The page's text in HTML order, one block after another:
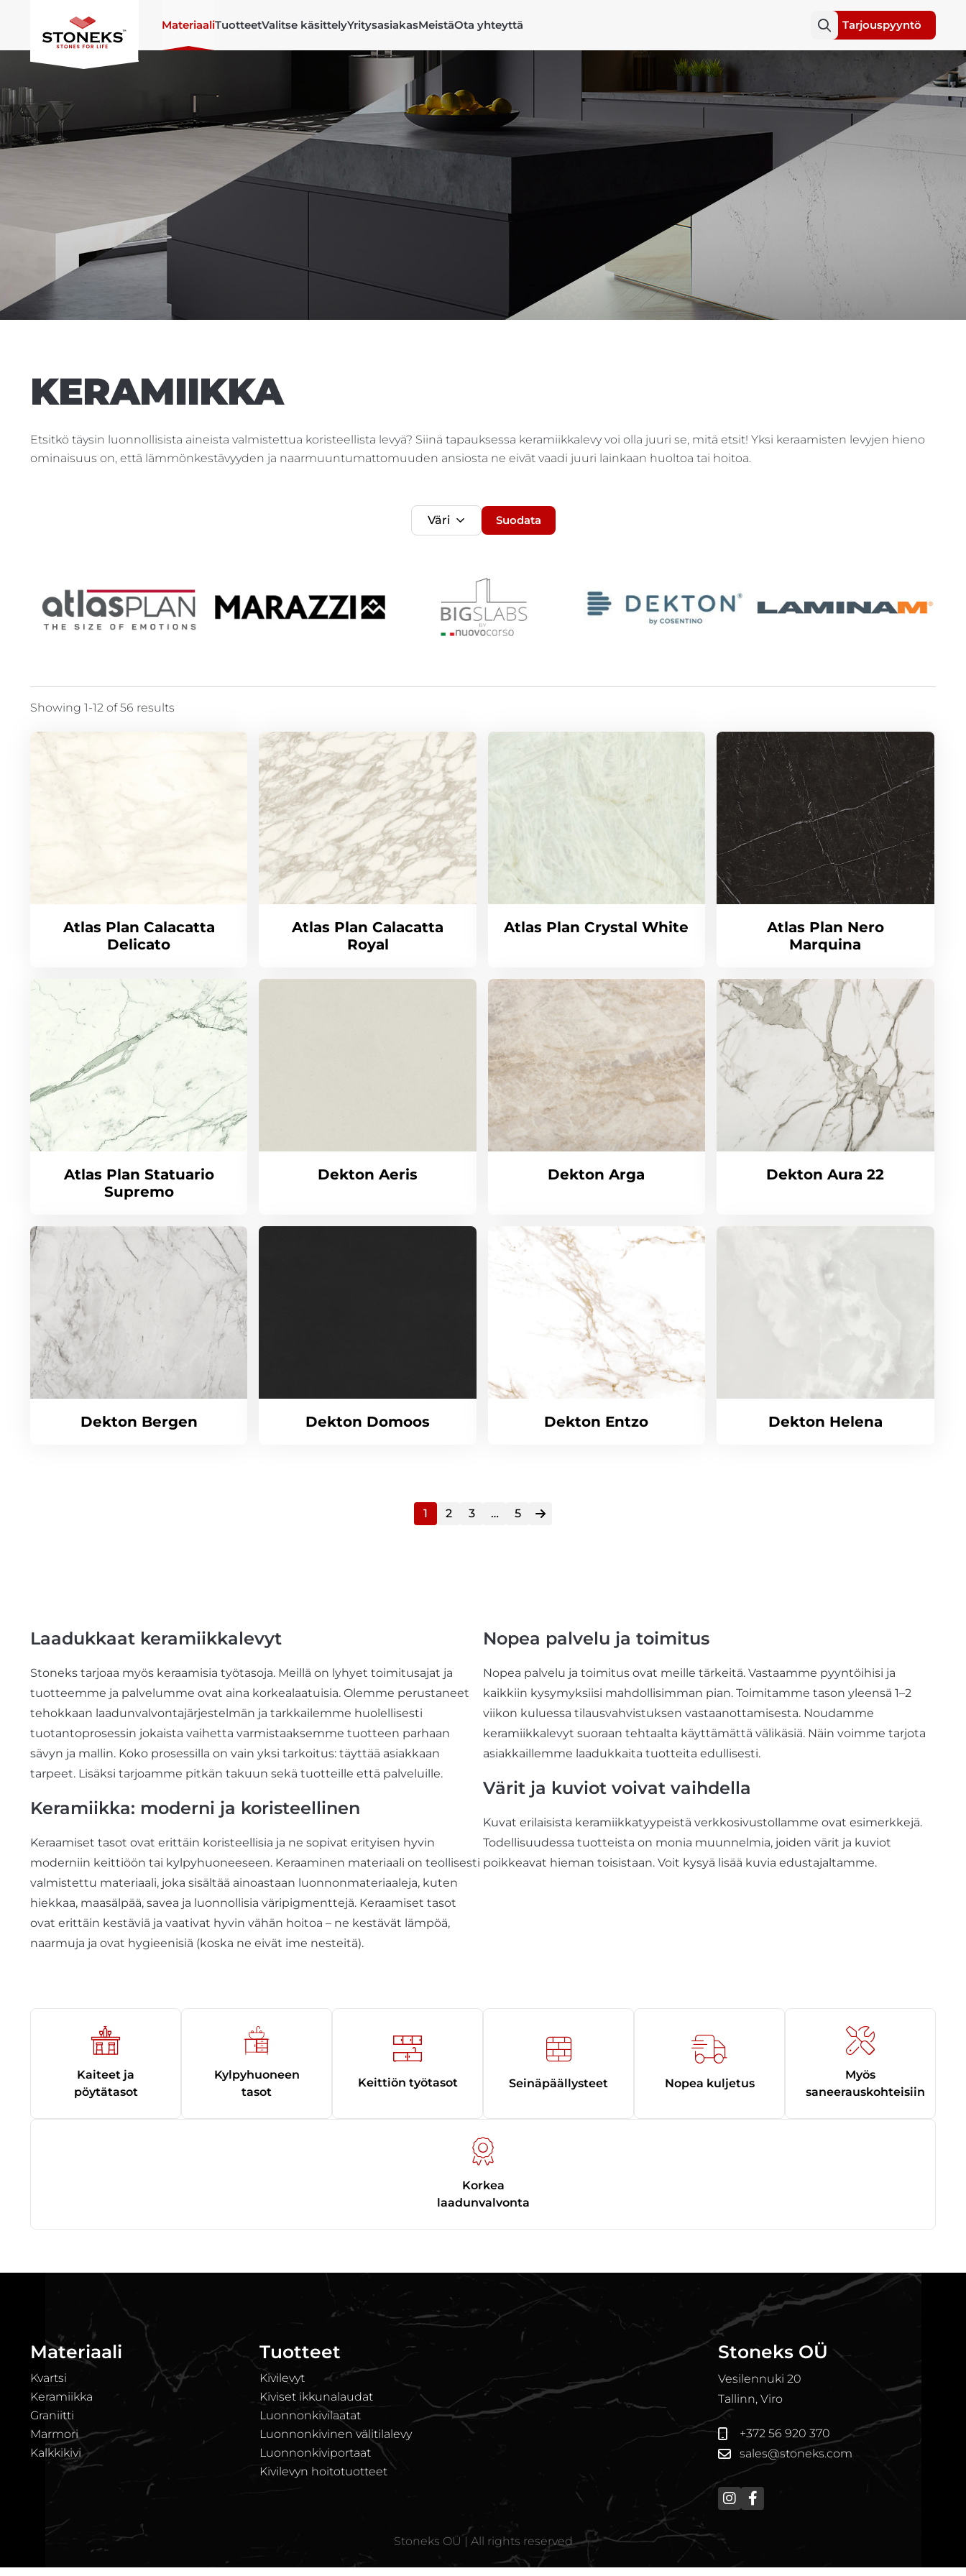
MateriaaliTuotteetValitse käsittelyYritysasiakasMeistäOta yhteyttä Tarjouspyyntö
KERAMIIKKA
Etsitkö täysin luonnollisista aineista valmistettua koristeellista levyä? Siinä tapauksessa keramiikkalevy voi olla juuri se, mitä etsit! Yksi keraamisten levyjen hieno
ominaisuus on, että lämmönkestävyyden ja naarmuuntumattomuuden ansiosta ne eivät vaadi juuri lainkaan huoltoa tai hoitoa.
Väri Suodata
Showing 1-12 of 56 results
Atlas Plan Calacatta
Delicato
Atlas Plan Calacatta
Royal
Atlas Plan Crystal White
Atlas Plan Nero
Marquina
Atlas Plan Statuario
Supremo
Dekton Aeris Dekton Arga Dekton Aura 22
Dekton Bergen Dekton Domoos Dekton Entzo Dekton Helena
1 2 3 … 5
Laadukkaat keramiikkalevyt
Stoneks tarjoaa myös keraamisia työtasoja. Meillä on lyhyet toimitusajat ja
tuotteemme ja palvelumme ovat aina korkealaatuisia. Olemme perustaneet
tehokkaan laadunvalvontajärjestelmän ja tarkkailemme huolellisesti
tuotantoprosessin jokaista vaihetta varmistaaksemme tuotteen parhaan
sävyn ja mallin. Koko prosessilla on vain yksi tarkoitus: täyttää asiakkaan
tarpeet. Lisäksi tarjoamme pitkän takuun sekä tuotteille että palveluille.
Keramiikka: moderni ja koristeellinen
Keraamiset tasot ovat erittäin koristeellisia ja ne sopivat erityisen hyvin
moderniin keittiöön tai kylpyhuoneeseen. Keraaminen materiaali on teollisesti
valmistettu materiaali, joka sisältää ainoastaan luonnonmateriaaleja, kuten
hiekkaa, maasälpää, savea ja luonnollisia väripigmenttejä. Keraamiset tasot
ovat erittäin kestäviä ja vaativat hyvin vähän hoitoa – ne kestävät lämpöä,
naarmuja ja ovat hygieenisiä (koska ne eivät ime nesteitä).
Nopea palvelu ja toimitus
Nopea palvelu ja toimitus ovat meille tärkeitä. Vastaamme pyyntöihisi ja
kaikkiin kysymyksiisi mahdollisimman pian. Toimitamme tason yleensä 1–2
viikon kuluessa tilausvahvistuksen vastaanottamisesta. Noudamme
keramiikkalevyt suoraan tehtaalta käyttämättä välikäsiä. Näin voimme tarjota
asiakkaillemme laadukkaita tuotteita edullisesti.
Värit ja kuviot voivat vaihdella
Kuvat erilaisista keramiikkatyypeistä verkkosivustollamme ovat esimerkkejä.
Todellisuudessa tuotteista on monia muunnelmia, joiden värit ja kuviot
poikkeavat hieman toisistaan. Voit kysyä lisää kuvia edustajaltamme.
Kaiteet ja
pöytätasot
Kylpyhuoneen
tasot
Keittiön työtasot Seinäpäällysteet Nopea kuljetus
Myös
saneerauskohteisiin
Korkea
laadunvalvonta
Materiaali
Kvartsi
Keramiikka
Graniitti
Marmori
Kalkkikivi
Tuotteet
Kivilevyt
Kiviset ikkunalaudat
Luonnonkivilaatat
Luonnonkivinen välitilalevy
Luonnonkiviportaat
Kivilevyn hoitotuotteet
Stoneks OÜ
Vesilennuki 20
Tallinn, Viro
+372 56 920 370
sales@stoneks.com
Stoneks OÜ | All rights reserved